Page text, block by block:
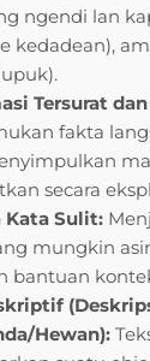
ngendi lan
kedadean),
Tersurat
fakta
secara
Kata Sulit:
mungkin
bantuan
Hewan):